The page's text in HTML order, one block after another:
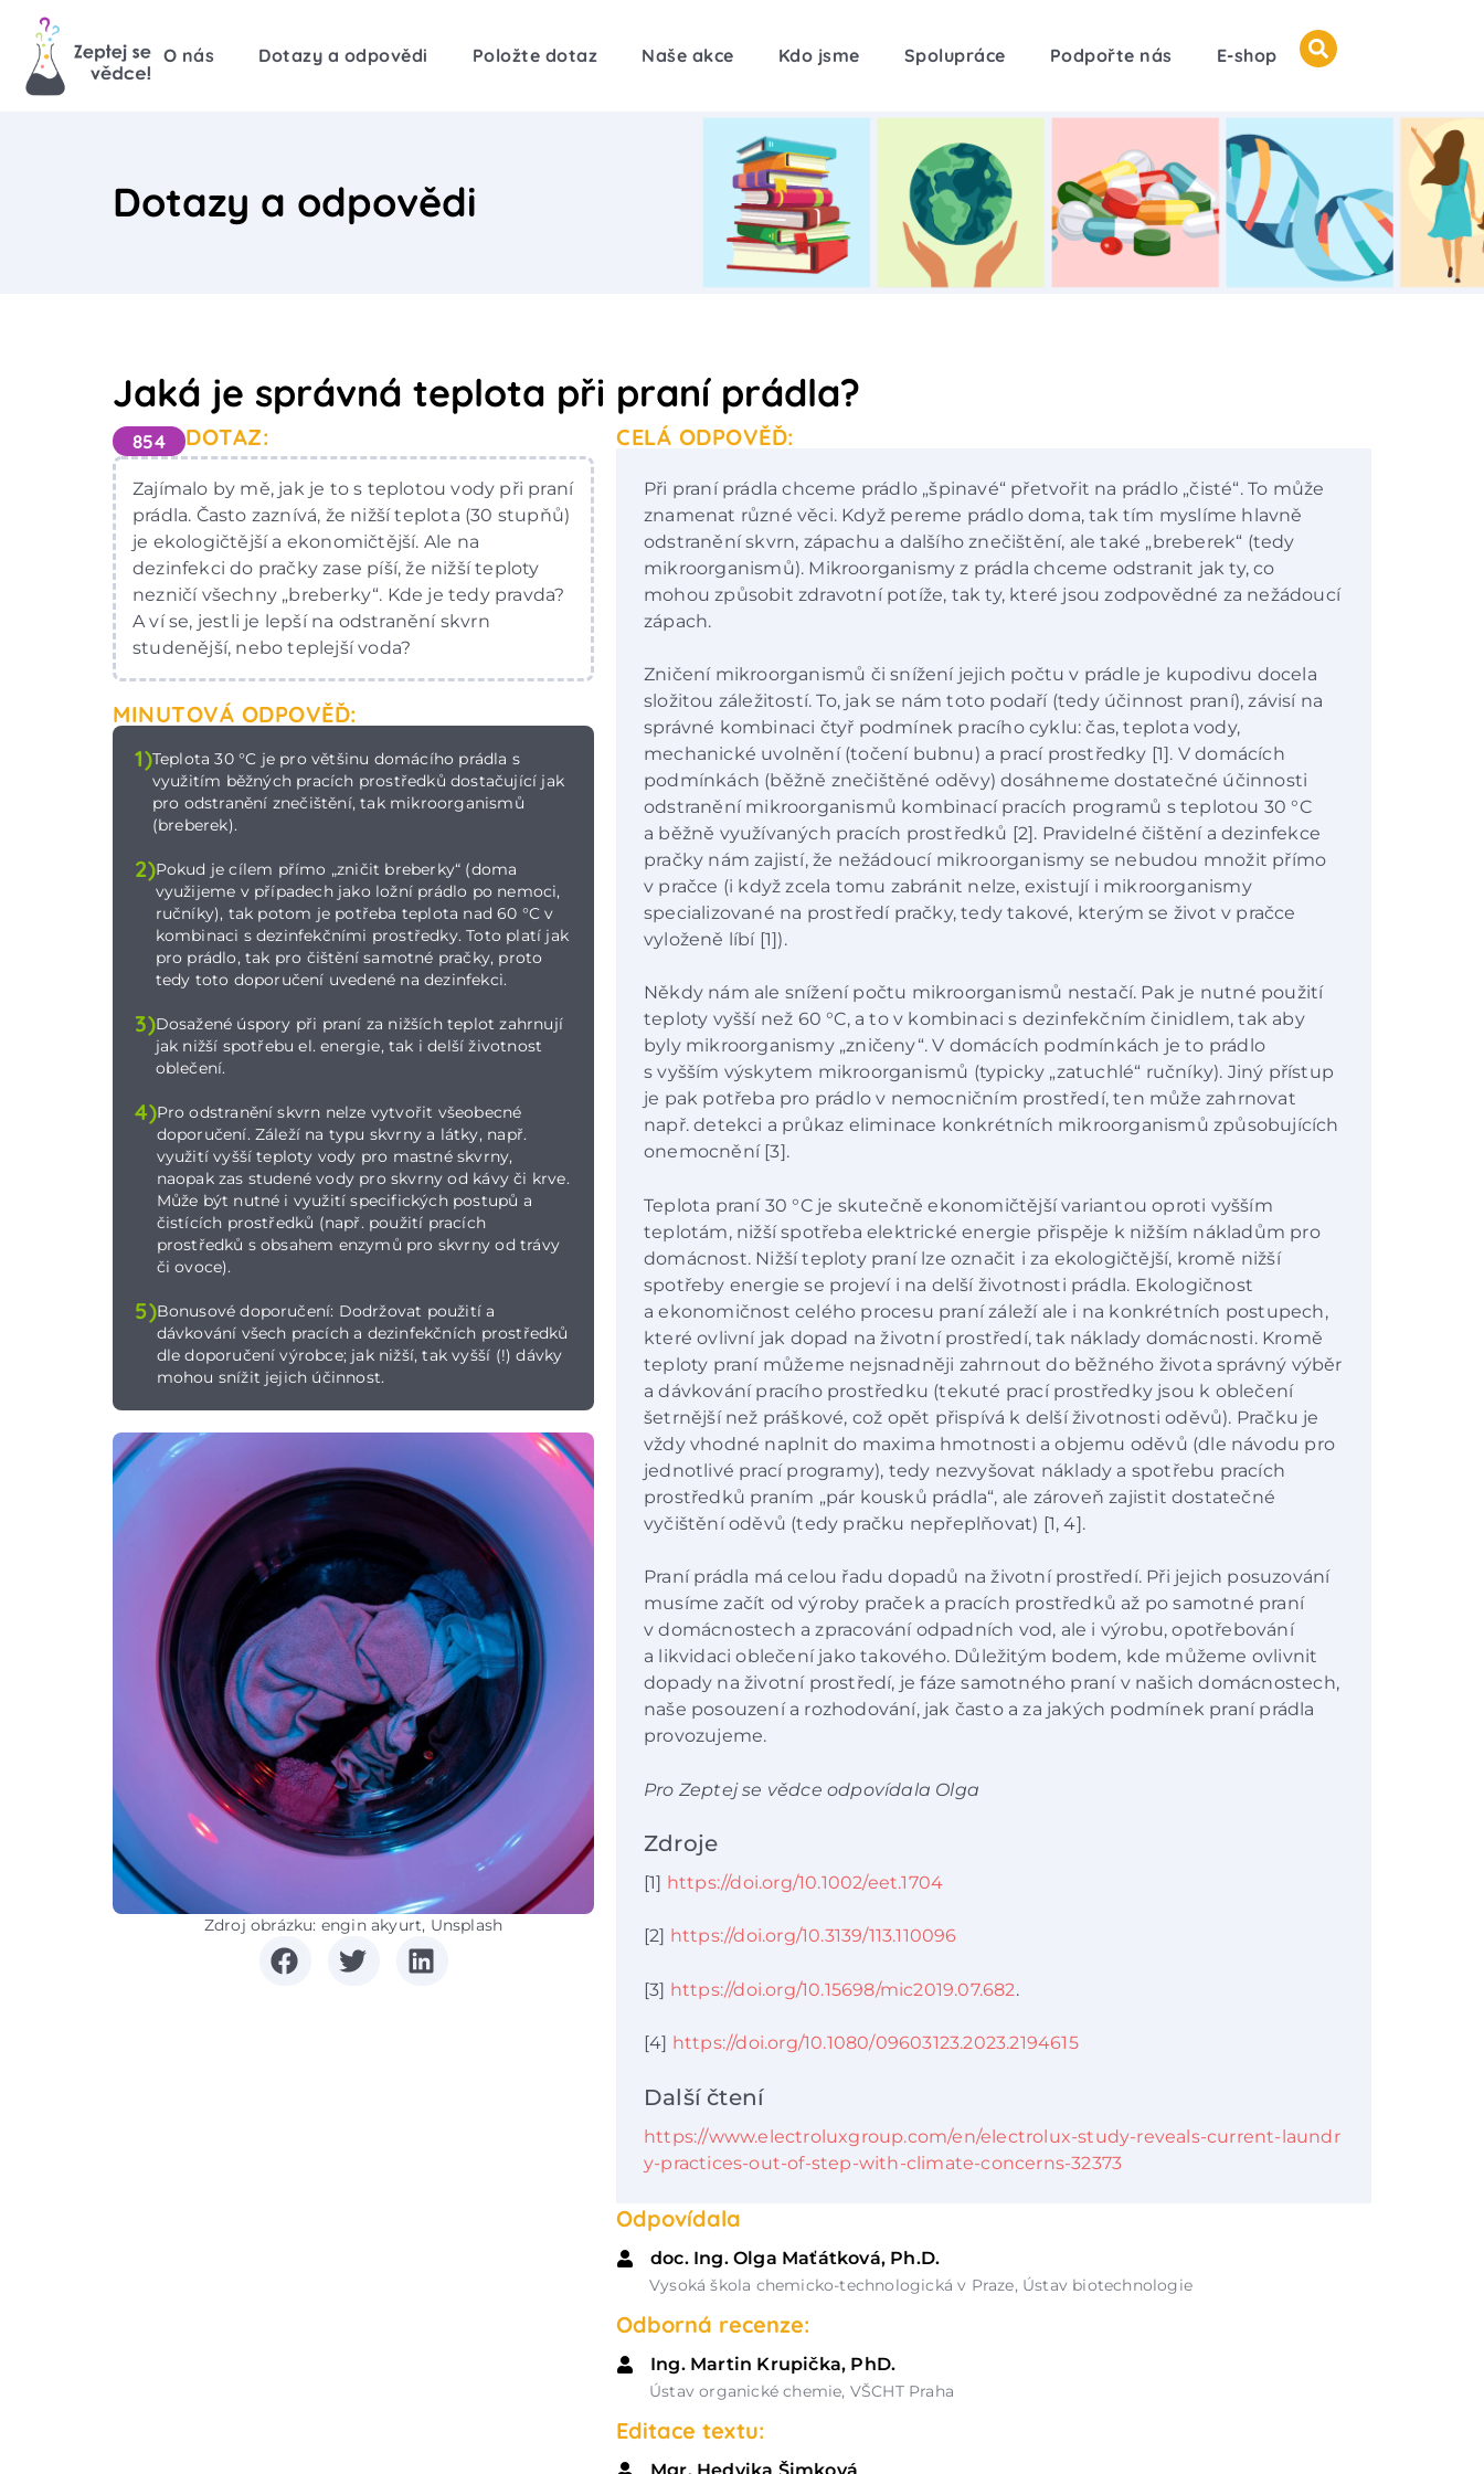
O nás Dotazy a odpovědi Položte dotaz Naše akce Kdo jsme Spolupráce Podpořte nás E-shop
Dotazy a odpovědi
Jaká je správná teplota při praní prádla?
854 DOTAZ:
Zajímalo by mě, jak je to s teplotou vody při praní
prádla. Často zaznívá, že nižší teplota (30 stupňů)
je ekologičtější a ekonomičtější. Ale na
dezinfekci do pračky zase píší, že nižší teploty
nezničí všechny „breberky“. Kde je tedy pravda?
A ví se, jestli je lepší na odstranění skvrn
studenější, nebo teplejší voda?
MINUTOVÁ ODPOVĚĎ:
1)Teplota 30 °C je pro většinu domácího prádla s
využitím běžných pracích prostředků dostačující jak
pro odstranění znečištění, tak mikroorganismů
(breberek).
2)Pokud je cílem přímo „zničit breberky“ (doma
využijeme v případech jako ložní prádlo po nemoci,
ručníky), tak potom je potřeba teplota nad 60 °C v
kombinaci s dezinfekčními prostředky. Toto platí jak
pro prádlo, tak pro čištění samotné pračky, proto
tedy toto doporučení uvedené na dezinfekci.
3)Dosažené úspory při praní za nižších teplot zahrnují
jak nižší spotřebu el. energie, tak i delší životnost
oblečení.
4)Pro odstranění skvrn nelze vytvořit všeobecné
doporučení. Záleží na typu skvrny a látky, např.
využití vyšší teploty vody pro mastné skvrny,
naopak zas studené vody pro skvrny od kávy či krve.
Může být nutné i využití specifických postupů a
čistících prostředků (např. použití pracích
prostředků s obsahem enzymů pro skvrny od trávy
či ovoce).
5)Bonusové doporučení: Dodržovat použití a
dávkování všech pracích a dezinfekčních prostředků
dle doporučení výrobce; jak nižší, tak vyšší (!) dávky
mohou snížit jejich účinnost.
Zdroj obrázku: engin akyurt, Unsplash
CELÁ ODPOVĚĎ:
Při praní prádla chceme prádlo „špinavé“ přetvořit na prádlo „čisté“. To může
znamenat různé věci. Když pereme prádlo doma, tak tím myslíme hlavně
odstranění skvrn, zápachu a dalšího znečištění, ale také „breberek“ (tedy
mikroorganismů). Mikroorganismy z prádla chceme odstranit jak ty, co
mohou způsobit zdravotní potíže, tak ty, které jsou zodpovědné za nežádoucí
zápach.
Zničení mikroorganismů či snížení jejich počtu v prádle je kupodivu docela
složitou záležitostí. To, jak se nám toto podaří (tedy účinnost praní), závisí na
správné kombinaci čtyř podmínek pracího cyklu: čas, teplota vody,
mechanické uvolnění (točení bubnu) a prací prostředky [1]. V domácích
podmínkách (běžně znečištěné oděvy) dosáhneme dostatečné účinnosti
odstranění mikroorganismů kombinací pracích programů s teplotou 30 °C
a běžně využívaných pracích prostředků [2]. Pravidelné čištění a dezinfekce
pračky nám zajistí, že nežádoucí mikroorganismy se nebudou množit přímo
v pračce (i když zcela tomu zabránit nelze, existují i mikroorganismy
specializované na prostředí pračky, tedy takové, kterým se život v pračce
vyloženě líbí [1]).
Někdy nám ale snížení počtu mikroorganismů nestačí. Pak je nutné použití
teploty vyšší než 60 °C, a to v kombinaci s dezinfekčním činidlem, tak aby
byly mikroorganismy „zničeny“. V domácích podmínkách je to prádlo
s vyšším výskytem mikroorganismů (typicky „zatuchlé“ ručníky). Jiný přístup
je pak potřeba pro prádlo v nemocničním prostředí, ten může zahrnovat
např. detekci a průkaz eliminace konkrétních mikroorganismů způsobujících
onemocnění [3].
Teplota praní 30 °C je skutečně ekonomičtější variantou oproti vyšším
teplotám, nižší spotřeba elektrické energie přispěje k nižším nákladům pro
domácnost. Nižší teploty praní lze označit i za ekologičtější, kromě nižší
spotřeby energie se projeví i na delší životnosti prádla. Ekologičnost
a ekonomičnost celého procesu praní záleží ale i na konkrétních postupech,
které ovlivní jak dopad na životní prostředí, tak náklady domácnosti. Kromě
teploty praní můžeme nejsnadněji zahrnout do běžného života správný výběr
a dávkování pracího prostředku (tekuté prací prostředky jsou k oblečení
šetrnější než práškové, což opět přispívá k delší životnosti oděvů). Pračku je
vždy vhodné naplnit do maxima hmotnosti a objemu oděvů (dle návodu pro
jednotlivé prací programy), tedy nezvyšovat náklady a spotřebu pracích
prostředků praním „pár kousků prádla“, ale zároveň zajistit dostatečné
vyčištění oděvů (tedy pračku nepřeplňovat) [1, 4].
Praní prádla má celou řadu dopadů na životní prostředí. Při jejich posuzování
musíme začít od výroby praček a pracích prostředků až po samotné praní
v domácnostech a zpracování odpadních vod, ale i výrobu, opotřebování
a likvidaci oblečení jako takového. Důležitým bodem, kde můžeme ovlivnit
dopady na životní prostředí, je fáze samotného praní v našich domácnostech,
naše posouzení a rozhodování, jak často a za jakých podmínek praní prádla
provozujeme.
Pro Zeptej se vědce odpovídala Olga
Zdroje
[1] https://doi.org/10.1002/eet.1704
[2] https://doi.org/10.3139/113.110096
[3] https://doi.org/10.15698/mic2019.07.682.
[4] https://doi.org/10.1080/09603123.2023.2194615
Další čtení
https://www.electroluxgroup.com/en/electrolux-study-reveals-current-laundr
y-practices-out-of-step-with-climate-concerns-32373
Odpovídala
doc. Ing. Olga Maťátková, Ph.D.
Vysoká škola chemicko-technologická v Praze, Ústav biotechnologie
Odborná recenze:
Ing. Martin Krupička, PhD.
Ústav organické chemie, VŠCHT Praha
Editace textu: